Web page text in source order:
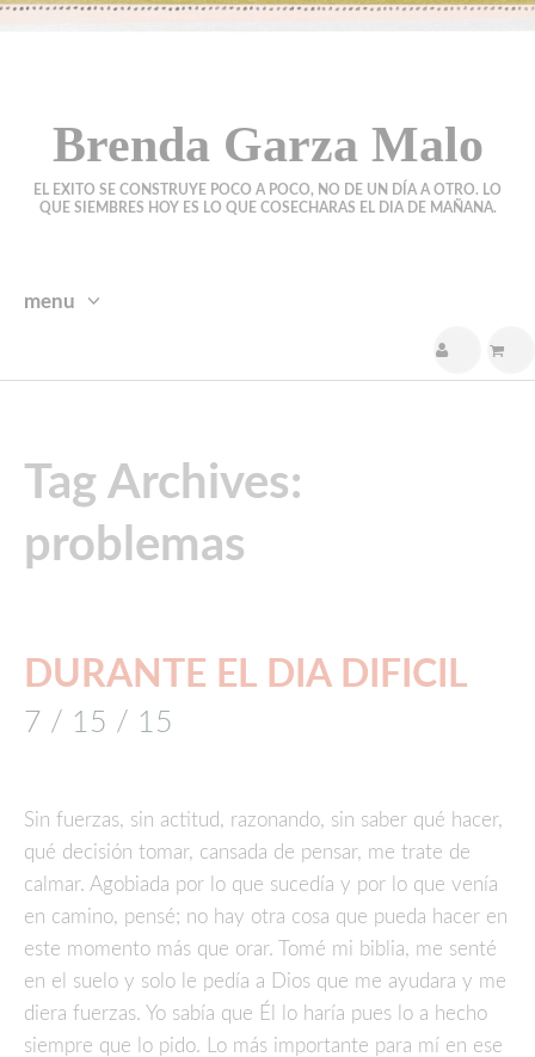
Brenda Garza Malo
EL EXITO SE CONSTRUYE POCO A POCO, NO DE UN DÍA A OTRO. LO
QUE SIEMBRES HOY ES LO QUE COSECHARAS EL DIA DE MAÑANA.
menu
Tag Archives:
problemas
DURANTE EL DIA DIFICIL
7 / 15 / 15
Sin fuerzas, sin actitud, razonando, sin saber qué hacer,
qué decisión tomar, cansada de pensar, me trate de
calmar. Agobiada por lo que sucedía y por lo que venía
en camino, pensé; no hay otra cosa que pueda hacer en
este momento más que orar. Tomé mi biblia, me senté
en el suelo y solo le pedía a Dios que me ayudara y me
diera fuerzas. Yo sabía que Él lo haría pues lo a hecho
siempre que lo pido. Lo más importante para mí en ese